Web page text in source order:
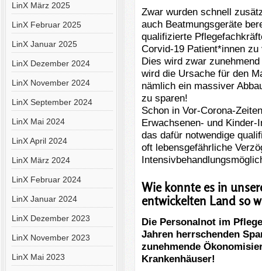
LinX März 2025
LinX Februar 2025
LinX Januar 2025
LinX Dezember 2024
LinX November 2024
LinX September 2024
LinX Mai 2024
LinX April 2024
LinX März 2024
LinX Februar 2024
LinX Januar 2024
LinX Dezember 2023
LinX November 2023
LinX Mai 2023
Zwar wurden schnell
auch Beatmungsgeräte
qualifizierte
Corvid-19 Patient*innen zu
Dies wird zwar
wird die Ursache für den
nämlich ein massiver
zu sparen!
Schon in Vor-Corona-
Erwachsenen- und
das dafür notwendige
oft lebensgefährliche
Wie konnte es in
entwickelten Land so
Die Personalnot im
Jahren herrschenden
zunehmende
Krankenhäuser!